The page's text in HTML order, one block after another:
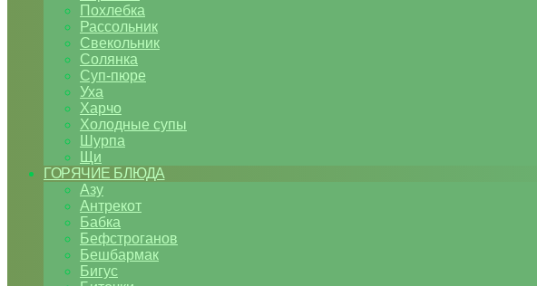
Похлебка
Рассольник
Свекольник
Солянка
Суп-пюре
Уха
Харчо
Холодные супы
Шурпа
Щи
ГОРЯЧИЕ БЛЮДА
Азу
Антрекот
Бабка
Бефстроганов
Бешбармак
Бигус